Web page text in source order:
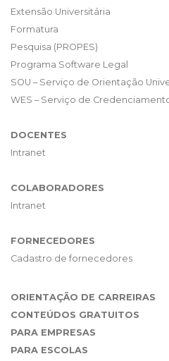
Extensão Universitária
Formatura
Pesquisa (PROPES)
Programa Software Legal
SOU – Serviço de Orientação
WES – Serviço de
DOCENTES
Intranet
COLABORADORES
Intranet
FORNECEDORES
Cadastro de fornecedores
ORIENTAÇÃO DE CARREIRAS
CONTEÚDOS GRATUITOS
PARA EMPRESAS
PARA ESCOLAS